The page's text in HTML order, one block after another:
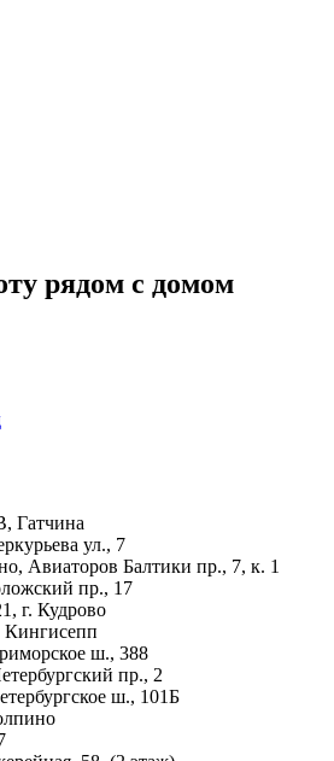
рядом с домом
Гатчина
ул., 7
Авиаторов Балтики пр., 7, к. 1
пр., 17
г. Кудрово
Кингисепп
ш., 388
пр., 2
ш., 101Б